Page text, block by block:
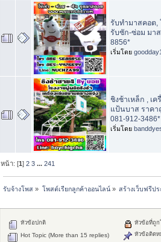
รับทำมาสคอต,
รับซัก-ซ่อม มา
8856*
เริ่มโดย
ชิงช้าเหล็ก , เ
แป้นบาส ราค
081-912-3486*
เริ่มโดย
หน้า: [1]2 3 ...241
รับจ้างโพส » โพสต์เรียกลูกค้าออนไลน์» สร้างเว็บฟรีป
หัวข้อปกติ
Hot Topic (More than 15 replies)
หัวข้อที่ถู
หัวข้อติดห